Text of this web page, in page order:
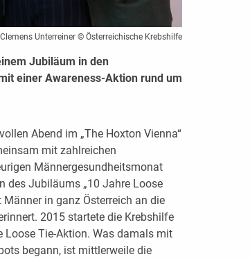
Unterreiner © Österreichische Krebshilfe
Jubiläum in den
einer Awareness-Aktion rund um
Abend im „The Hoxton Vienna“
mit zahlreichen
Männergesundheitsmonat
des Jubiläums „10 Jahre Loose
in ganz Österreich an die
2015 startete die Krebshilfe
Loose Tie-Aktion. Was damals mit
begann, ist mittlerweile die